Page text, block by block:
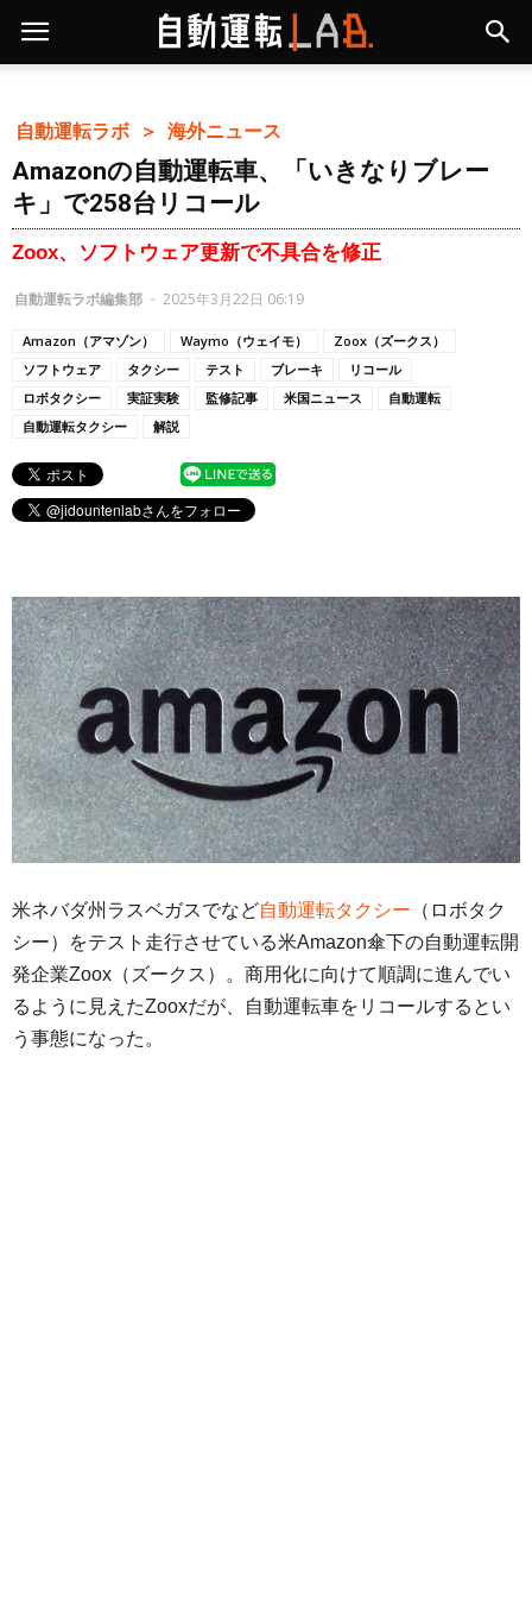
自動運転ラボ ＞ 海外ニュース
Amazonの自動運転車、「いきなりブレー
キ」で258台リコール
Zoox、ソフトウェア更新で不具合を修正
自動運転ラボ編集部 - 2025年3月22日 06:19
Amazon（アマゾン） Waymo（ウェイモ）
Zoox（ズークス）
ソフトウェア
タクシー テスト ブレーキ
リコール
ロボタクシー
実証実験 監修記事 米国ニュース
自動運転
自動運転タクシー
解説
米ネバダ州ラスベガスでなど自動運転タクシー （ロボタク
シー）をテスト走行させている米Amazon傘下の自動運転開
発企業Zoox（ズークス）。商用化に向けて順調に進んでい
るように見えたZooxだが、自動運転車をリコールするとい
う事態になった。